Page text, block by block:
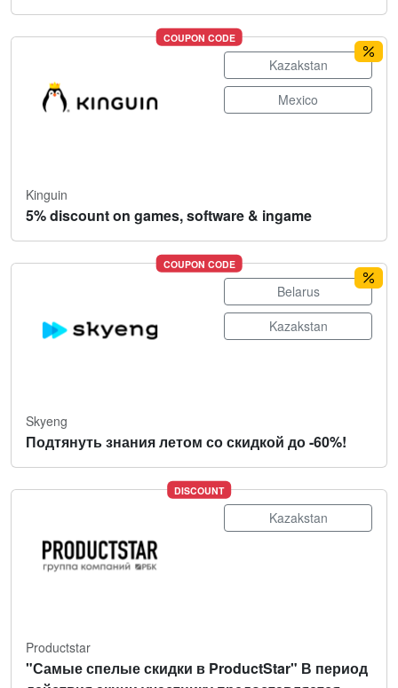
COUPON CODE
Kazakstan
Mexico
Kinguin
5% discount on games, software & ingame
COUPON CODE
Belarus
Kazakstan
Skyeng
Подтянуть знания летом со скидкой до -60%!
DISCOUNT
Kazakstan
Productstar
"Самые спелые скидки в ProductStar" В период